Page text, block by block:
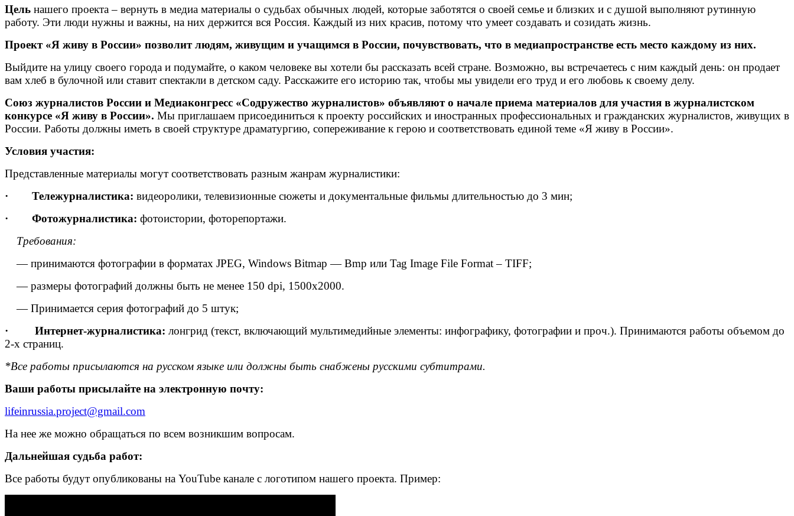
Цель нашего проекта – вернуть в медиа материалы о судьбах обычных людей, которые заботятся о своей семье и близких и с душой выполняют рутинную
работу. Эти люди нужны и важны, на них держится вся Россия. Каждый из них красив, потому что умеет создавать и созидать жизнь.
Проект «Я живу в России» позволит людям, живущим и учащимся в России, почувствовать, что в медиапространстве есть место каждому из них.
Выйдите на улицу своего города и подумайте, о каком человеке вы хотели бы рассказать всей стране. Возможно, вы встречаетесь с ним каждый день: он продает
вам хлеб в булочной или ставит спектакли в детском саду. Расскажите его историю так, чтобы мы увидели его труд и его любовь к своему делу.
Союз журналистов России и Медиаконгресс «Содружество журналистов» объявляют о начале приема материалов для участия в журналистском
конкурсе «Я живу в России». Мы приглашаем присоединиться к проекту российских и иностранных профессиональных и гражданских журналистов, живущих в
России. Работы должны иметь в своей структуре драматургию, сопереживание к герою и соответствовать единой теме «Я живу в России».
Условия участия:
Представленные материалы могут соответствовать разным жанрам журналистики:
·
Тележурналистика: видеоролики, телевизионные сюжеты и документальные фильмы длительностью до 3 мин;
·
Фотожурналистика: фотоистории, фоторепортажи.
Требования:
— принимаются фотографии в форматах JPEG, Windows Bitmap — Bmp или Tag Image File Format – TIFF;
— размеры фотографий должны быть не менее 150 dpi, 1500х2000.
— Принимается серия фотографий до 5 штук;
· Интернет-журналистика: лонгрид (текст, включающий мультимедийные элементы: инфографику, фотографии и проч.). Принимаются работы объемом до
2-х страниц.
*Все работы присылаются на русском языке или должны быть снабжены русскими субтитрами.
Ваши работы присылайте на электронную почту:
lifeinrussia.project@gmail.com
На нее же можно обращаться по всем возникшим вопросам.
Дальнейшая судьба работ:
Все работы будут опубликованы на YouTube канале с логотипом нашего проекта. Пример: